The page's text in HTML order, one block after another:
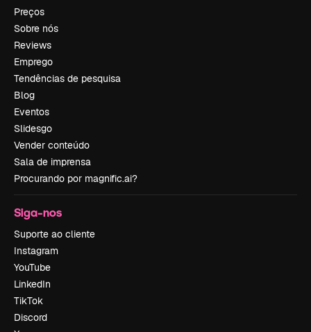
Preços
Sobre nós
Reviews
Emprego
Tendências de pesquisa
Blog
Eventos
Slidesgo
Vender conteúdo
Sala de imprensa
Procurando por magnific.ai?
Siga-nos
Suporte ao cliente
Instagram
YouTube
LinkedIn
TikTok
Discord